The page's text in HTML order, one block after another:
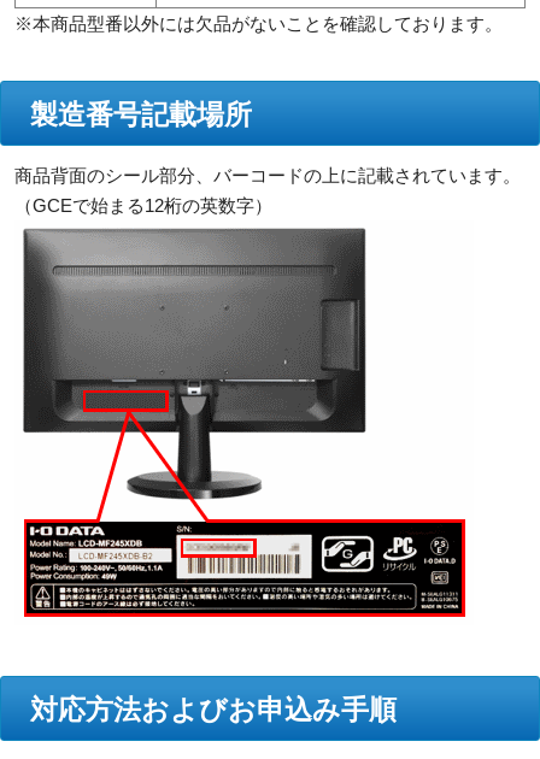
※本商品型番以外には欠品がないことを確認しております。
製造番号記載場所
商品背面のシール部分、バーコードの上に記載されています。
（GCEで始まる12桁の英数字）
対応方法およびお申込み手順